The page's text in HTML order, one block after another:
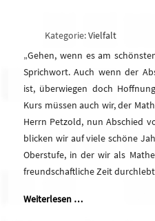
Kategorie:Vielfalt
„Gehen, wenn es am
Sprichwort. Auch wenn der
ist, überwiegen doch
Kurs müssen auch wir, der
Herrn Petzold, nun Abschied
blicken wir auf viele schöne
Oberstufe, in der wir als
freundschaftliche Zeit
Weiterlesen …